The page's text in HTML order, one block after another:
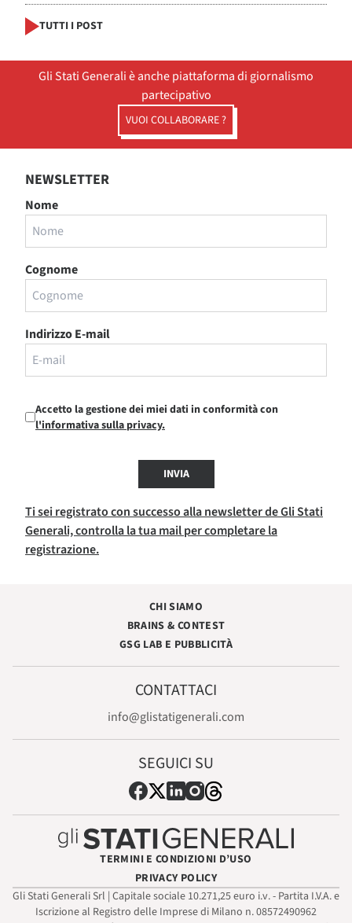
TUTTI I POST
Gli Stati Generali è anche piattaforma di giornalismo
partecipativo
VUOI COLLABORARE ?
NEWSLETTER
Nome
Cognome
Indirizzo E-mail
Accetto la gestione dei miei dati in conformità con
l'informativa sulla privacy.
INVIA
Ti sei registrato con successo alla newsletter de Gli Stati
Generali, controlla la tua mail per completare la
registrazione.
CHI SIAMO
BRAINS & CONTEST
GSG LAB E PUBBLICITÀ
CONTATTACI
info@glistatigenerali.com
SEGUICI SU
TERMINI E CONDIZIONI D’USO
PRIVACY POLICY
Gli Stati Generali Srl | Capitale sociale 10.271,25 euro i.v. - Partita I.V.A. e
Iscrizione al Registro delle Imprese di Milano n. 08572490962